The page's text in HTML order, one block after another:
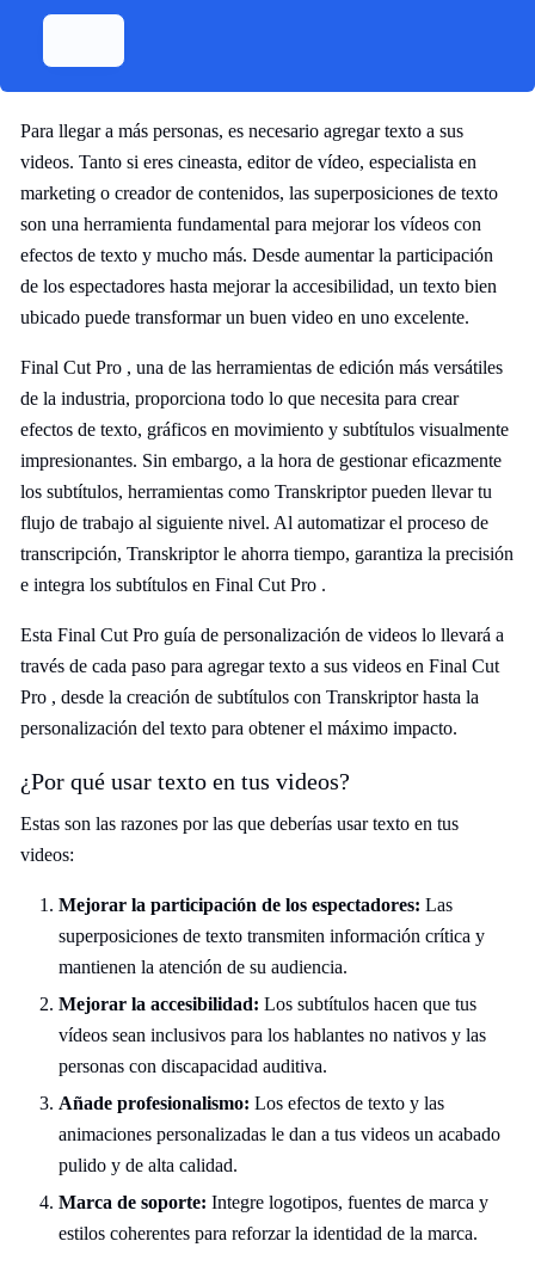
Para llegar a más personas, es necesario agregar texto a sus
videos. Tanto si eres cineasta, editor de vídeo, especialista en
marketing o creador de contenidos, las superposiciones de texto
son una herramienta fundamental para mejorar los vídeos con
efectos de texto y mucho más. Desde aumentar la participación
de los espectadores hasta mejorar la accesibilidad, un texto bien
ubicado puede transformar un buen video en uno excelente.
Final Cut Pro , una de las herramientas de edición más versátiles
de la industria, proporciona todo lo que necesita para crear
efectos de texto, gráficos en movimiento y subtítulos visualmente
impresionantes. Sin embargo, a la hora de gestionar eficazmente
los subtítulos, herramientas como Transkriptor pueden llevar tu
flujo de trabajo al siguiente nivel. Al automatizar el proceso de
transcripción, Transkriptor le ahorra tiempo, garantiza la precisión
e integra los subtítulos en Final Cut Pro .
Esta Final Cut Pro guía de personalización de videos lo llevará a
través de cada paso para agregar texto a sus videos en Final Cut
Pro , desde la creación de subtítulos con Transkriptor hasta la
personalización del texto para obtener el máximo impacto.
¿Por qué usar texto en tus videos?
Estas son las razones por las que deberías usar texto en tus
videos:
Mejorar la participación de los espectadores: Las
superposiciones de texto transmiten información crítica y
mantienen la atención de su audiencia.
Mejorar la accesibilidad: Los subtítulos hacen que tus
vídeos sean inclusivos para los hablantes no nativos y las
personas con discapacidad auditiva.
Añade profesionalismo: Los efectos de texto y las
animaciones personalizadas le dan a tus videos un acabado
pulido y de alta calidad.
Marca de soporte: Integre logotipos, fuentes de marca y
estilos coherentes para reforzar la identidad de la marca.